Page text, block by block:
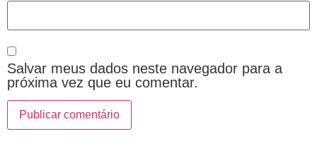
Salvar meus dados neste navegador para a
próxima vez que eu comentar.